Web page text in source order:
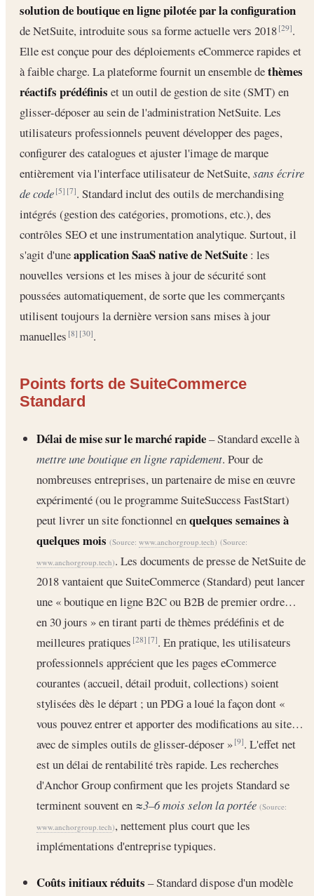
solution de boutique en ligne pilotée par la configuration
de NetSuite, introduite sous sa forme actuelle vers 2018[29].
Elle est conçue pour des déploiements eCommerce rapides et
à faible charge. La plateforme fournit un ensemble dethèmes
réactifs prédéfinis et un outil de gestion de site (SMT) en
glisser-déposer au sein de l'administration NetSuite. Les
utilisateurs professionnels peuvent développer des pages,
configurer des catalogues et ajuster l'image de marque
entièrement via l'interface utilisateur de NetSuite,sans écrire
de code [5] [7]. Standard inclut des outils de merchandising
intégrés (gestion des catégories, promotions, etc.), des
contrôles SEO et une instrumentation analytique. Surtout, il
s'agit d'uneapplication SaaS native de NetSuite : les
nouvelles versions et les mises à jour de sécurité sont
poussées automatiquement, de sorte que les commerçants
utilisent toujours la dernière version sans mises à jour
manuelles[8] [30].
Points forts de SuiteCommerce
Standard
Délai de mise sur le marché rapide– Standard excelle à
mettre une boutique en ligne rapidement. Pour de
nombreuses entreprises, un partenaire de mise en œuvre
expérimenté (ou le programme SuiteSuccess FastStart)
peut livrer un site fonctionnel enquelques semaines à
quelques mois (Source: www.anchorgroup.tech) (Source:
www.anchorgroup.tech). Les documents de presse de NetSuite de
2018 vantaient que SuiteCommerce (Standard) peut lancer
une « boutique en ligne B2C ou B2B de premier ordre…
en 30 jours » en tirant parti de thèmes prédéfinis et de
meilleures pratiques[28] [7]. En pratique, les utilisateurs
professionnels apprécient que les pages eCommerce
courantes (accueil, détail produit, collections) soient
stylisées dès le départ ; un PDG a loué la façon dont «
vous pouvez entrer et apporter des modifications au site…
avec de simples outils de glisser-déposer »[9]. L'effet net
est un délai de rentabilité très rapide. Les recherches
d'Anchor Group confirment que les projets Standard se
terminent souvent en ≈3–6 mois selon la portée (Source:
www.anchorgroup.tech), nettement plus court que les
implémentations d'entreprise typiques.
Coûts initiaux réduits – Standard dispose d'un modèle